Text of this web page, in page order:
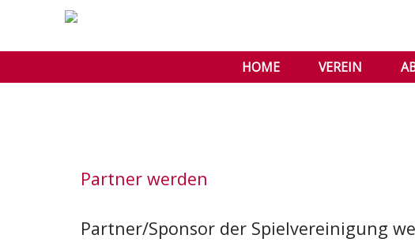
HOME VEREIN
Partner werden
Partner/Sponsor der Spielvereinigung